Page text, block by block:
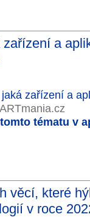
a
zařízení a
tématu v
věcí, které
v roce